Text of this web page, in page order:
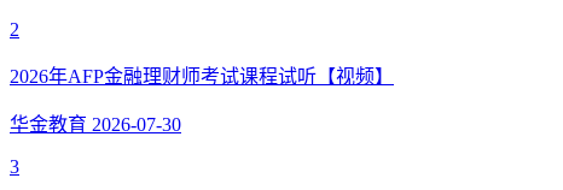
2
2026年AFP金融理财师考试课程试听【视频】
华金教育 2026-07-30
3